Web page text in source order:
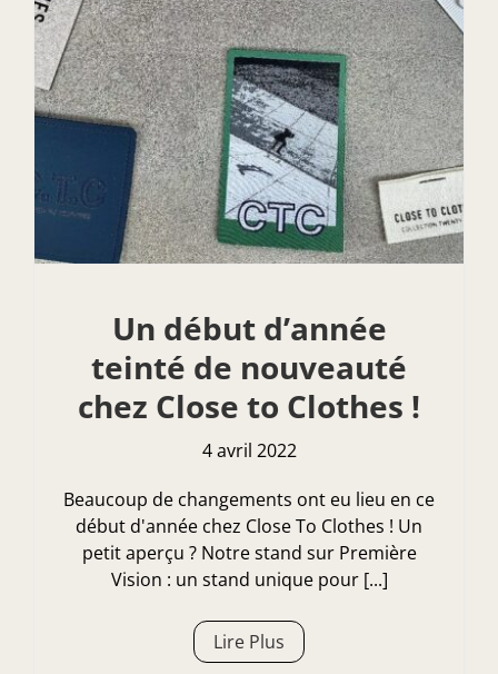
Un début d’année
teinté de nouveauté
chez Close to Clothes !
4 avril 2022
Beaucoup de changements ont eu lieu en ce
début d'année chez Close To Clothes ! Un
petit aperçu ? Notre stand sur Première
Vision : un stand unique pour [...]
Lire Plus